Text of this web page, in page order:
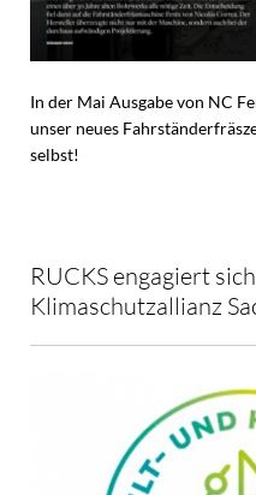
In der Mai Ausgabe von NC
unser neues
selbst!
RUCKS engagiert
Klimaschutzallianz